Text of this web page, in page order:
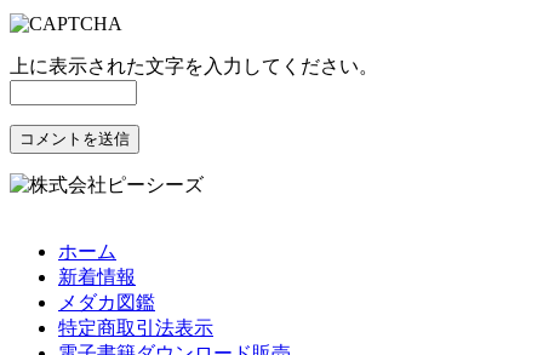
上に表示された文字を入力してください。
ホーム
新着情報
メダカ図鑑
特定商取引法表示